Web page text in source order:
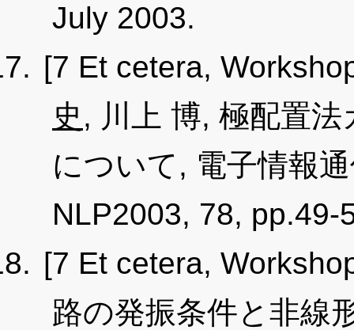
July 2003.
[7 Et cetera,
史 , 川上 博, 極配置
について, 電子情報
NLP2003, 78, pp.49-
[7 Et cetera,
路の発振条件と非線